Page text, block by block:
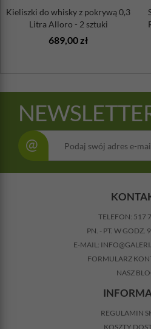
Kieliszki do whisky z pokrywą 0,3
Litra Alloro - 2 sztuki
689,00 zł
@
TELEFON: 517
PN. - PT. W GODZ.
E-MAIL:
FORMULARZ
NASZ
REGULAMIN
KOSZTY